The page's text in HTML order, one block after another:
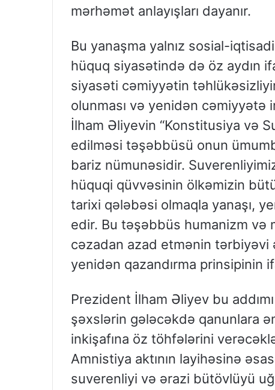
mərhəmət anlayışları dayanır.
Bu yanaşma yalnız sosial-
hüquq siyasətində də öz aydın
siyasəti cəmiyyətin
olunması və yenidən cəmiyyətə
İlham Əliyevin “Konstitusiya və
edilməsi təşəbbüsü onun
bariz nümunəsidir.
hüquqi qüvvəsinin ölkəmizin
tarixi qələbəsi olmaqla yanaşı,
edir. Bu təşəbbüs humanizm və
cəzadan azad etmənin tərbiyəvi
yenidən qazandırma prinsipinin
Prezident İlham Əliyev bu
şəxslərin gələcəkdə qanunlara
inkişafına öz töhfələrini
Amnistiya aktının layihəsinə
suverenliyi və ərazi bütövlüyü